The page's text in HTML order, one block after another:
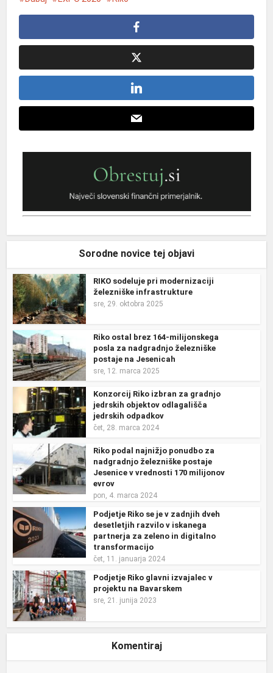
Sorodne novice tej objavi
RIKO sodeluje pri modernizaciji
železniške infrastrukture
sre, 29. oktobra 2025
Riko ostal brez 164-milijonskega
posla za nadgradnjo železniške
postaje na Jesenicah
sre, 12. marca 2025
Konzorcij Riko izbran za gradnjo
jedrskih objektov odlagališča
jedrskih odpadkov
čet, 28. marca 2024
Riko podal najnižjo ponudbo za
nadgradnjo železniške postaje
Jesenice v vrednosti 170 milijonov
evrov
pon, 4. marca 2024
Podjetje Riko se je v zadnjih dveh
desetletjih razvilo v iskanega
partnerja za zeleno in digitalno
transformacijo
čet, 11. januarja 2024
Podjetje Riko glavni izvajalec v
projektu na Bavarskem
sre, 21. junija 2023
Komentiraj